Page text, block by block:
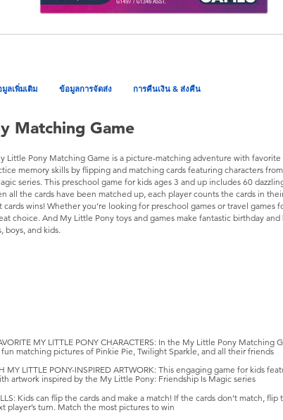
ลเพิ่มเติม ข้อมูลการจัดส่ง การคืนเงิน & ส่งคืน
Matching Game
Little Pony Matching Game is a picture-matching adventure with
memory skills by flipping and matching cards featuring characters
series. This preschool game for kids ages 3 and up includes 60
all the cards have been matched up, each player counts the cards in
wins! Whether you’re looking for preschool games or travel games
choice. And My Little Pony toys and games make fantastic birthday and
boys, and kids.
MY LITTLE PONY CHARACTERS: In the My Little Pony Matching
matching pictures of Pinkie Pie, Twilight Sparkle, and all their friends
MY LITTLE PONY-INSPIRED ARTWORK: This engaging game for kids
artwork inspired by the My Little Pony: Friendship Is Magic series
Kids can flip the cards and make a match! If the cards don’t match, flip
player’s turn. Match the most pictures to win